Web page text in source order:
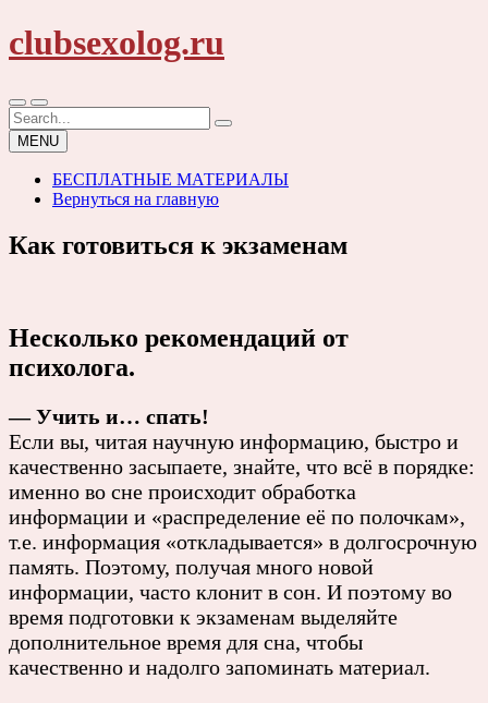
Skip
to
clubsexolog.ru
Search
for:MENU
БЕСПЛАТНЫЕ МАТЕРИАЛЫ
Вернуться на главную
Как готовиться к экзаменам
Несколько рекомендаций от
психолога.
— Учить и… спать!
Если вы, читая научную информацию, быстро и
качественно засыпаете, знайте, что всё в порядке:
именно во сне происходит обработка
информации и «распределение её по полочкам»,
т.е. информация «откладывается» в долгосрочную
память. Поэтому, получая много новой
информации, часто клонит в сон. И поэтому во
время подготовки к экзаменам выделяйте
дополнительное время для сна, чтобы
качественно и надолго запоминать материал.